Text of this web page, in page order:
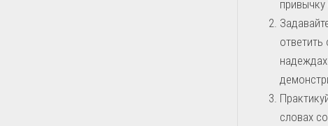
привычку
словах